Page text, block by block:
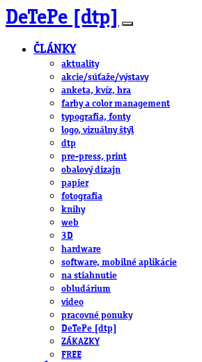
DeTePe [dtp]
ČLÁNKY
aktuality
akcie/súťaže/výstavy
anketa, kvíz, hra
farby a color management
typografia, fonty
logo, vizuálny štýl
dtp
pre-press, print
obalový dizajn
papier
fotografia
knihy
web
3D
hardware
software, mobilné aplikácie
na stiahnutie
obludárium
video
pracovné ponuky
DeTePe [dtp]
ZÁKAZKY
FREE